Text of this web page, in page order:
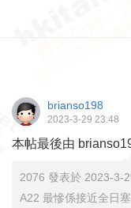
brianso198
2023-3-29 23:48
本帖最後由
2076 發表於 2023-3-
A22 最慘係接近全日